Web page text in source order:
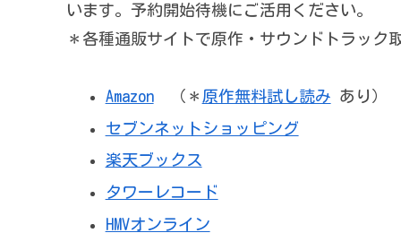
います。予約開始待機にご活用ください。
＊各種通販サイトで原作・サウンドトラック
Amazon（＊ 原作無料試し読み あり）
セブンネットショッピング
楽天ブックス
タワーレコード
HMVオンライン